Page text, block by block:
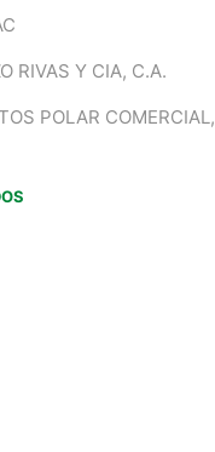
RIVAS Y CIA, C.A.
POLAR COMERCIAL,